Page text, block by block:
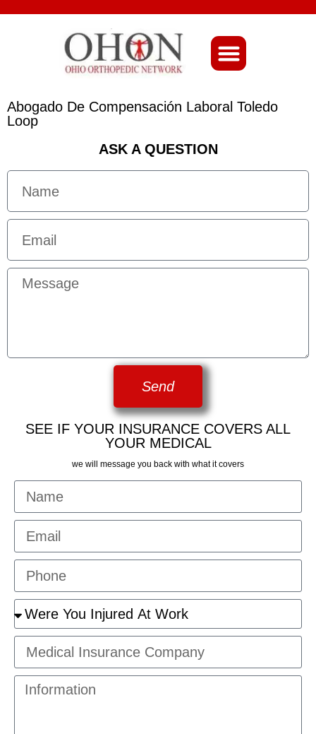
Abogado De Compensación Laboral Toledo
Loop
ASK A QUESTION
Send
SEE IF YOUR INSURANCE COVERS ALL
YOUR MEDICAL
we will message you back with what it covers